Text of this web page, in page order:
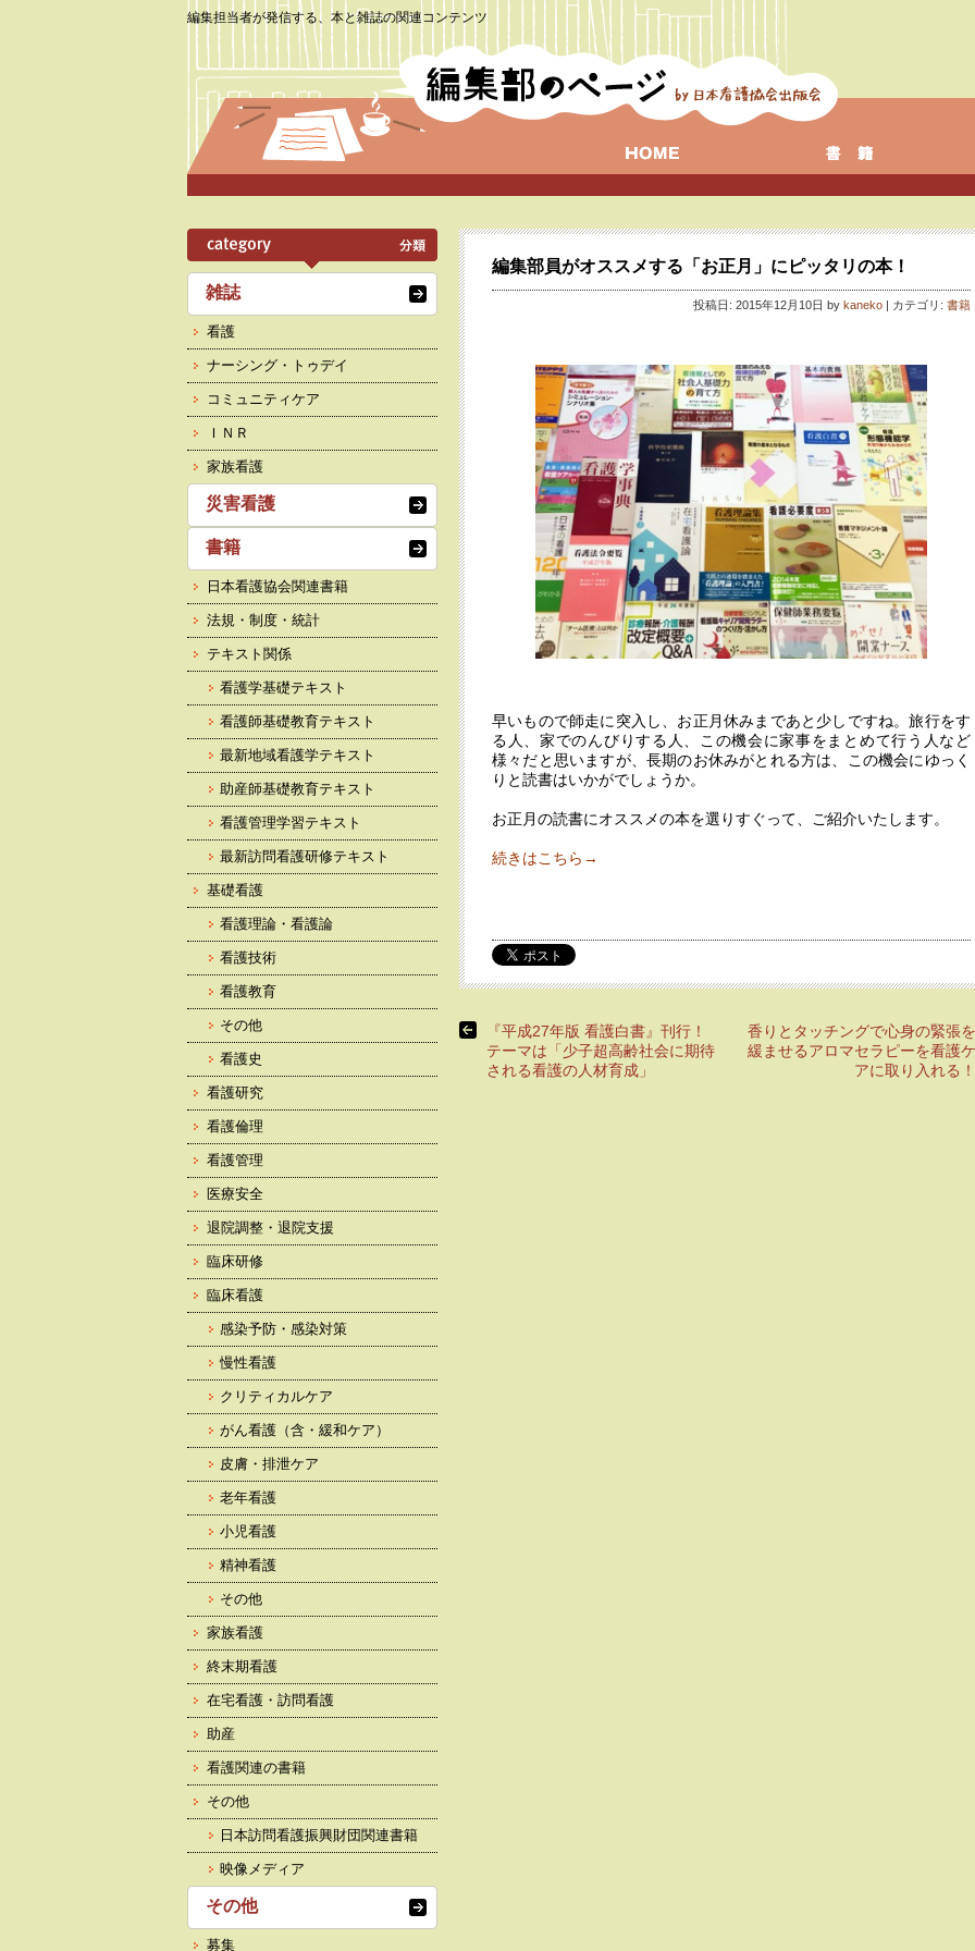
編集担当者が発信する、本と雑誌の関連コンテンツ
編集部員がオススメする「お正月」にピッタリの本！
投稿日: 2015年12月10日 by kaneko | カテゴリ: 書籍
早いもので師走に突入し、お正月休みまであと少しですね。旅行をす
る人、家でのんびりする人、この機会に家事をまとめて行う人など
様々だと思いますが、長期のお休みがとれる方は、この機会にゆっく
りと読書はいかがでしょうか。
お正月の読書にオススメの本を選りすぐって、ご紹介いたします。
続きはこちら→
『平成27年版 看護白書』刊行！
テーマは「少子超高齢社会に期待
される看護の人材育成」
香りとタッチングで心身の緊張を
緩ませるアロマセラピーを看護ケ
アに取り入れる！
雑誌
看護
ナーシング・トゥデイ
コミュニティケア
ＩＮＲ
家族看護
災害看護
書籍
日本看護協会関連書籍
法規・制度・統計
テキスト関係
看護学基礎テキスト
看護師基礎教育テキスト
最新地域看護学テキスト
助産師基礎教育テキスト
看護管理学習テキスト
最新訪問看護研修テキスト
基礎看護
看護理論・看護論
看護技術
看護教育
その他
看護史
看護研究
看護倫理
看護管理
医療安全
退院調整・退院支援
臨床研修
臨床看護
感染予防・感染対策
慢性看護
クリティカルケア
がん看護（含・緩和ケア）
皮膚・排泄ケア
老年看護
小児看護
精神看護
その他
家族看護
終末期看護
在宅看護・訪問看護
助産
看護関連の書籍
その他
日本訪問看護振興財団関連書籍
映像メディア
その他
募集